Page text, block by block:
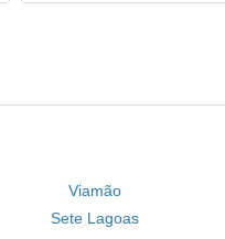
Viamão
Sete Lagoas